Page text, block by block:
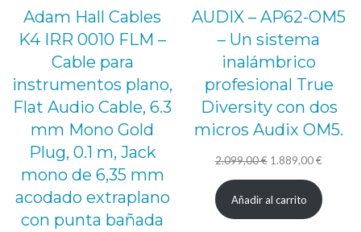
Adam Hall Cables
K4 IRR 0010 FLM –
Cable para
instrumentos plano,
Flat Audio Cable, 6.3
mm Mono Gold
Plug, 0.1 m, Jack
mono de 6,35 mm
acodado extraplano
con punta bañada
AUDIX – AP62-OM5
– Un sistema
inalámbrico
profesional True
Diversity con dos
micros Audix OM5.
2.099,00€ El
precio
original
1.889,00€
actual
Añadir al carrito